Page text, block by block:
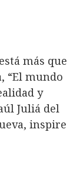
más que
“El mundo
y
Juliá del
inspire